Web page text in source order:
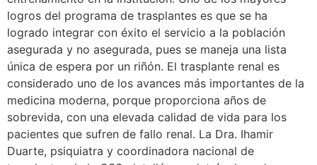
logros del programa de trasplantes es que se ha
logrado integrar con éxito el servicio a la población
asegurada y no asegurada, pues se maneja una lista
única de espera por un riñón. El trasplante renal es
considerado uno de los avances más importantes de la
medicina moderna, porque proporciona años de
sobrevida, con una elevada calidad de vida para los
pacientes que sufren de fallo renal. La Dra. Ihamir
Duarte, psiquiatra y coordinadora nacional de